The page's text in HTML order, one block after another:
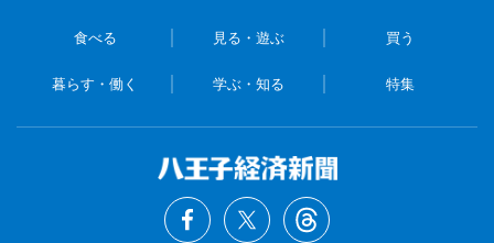
食べる 見る・遊ぶ 買う
暮らす・働く 学ぶ・知る 特集